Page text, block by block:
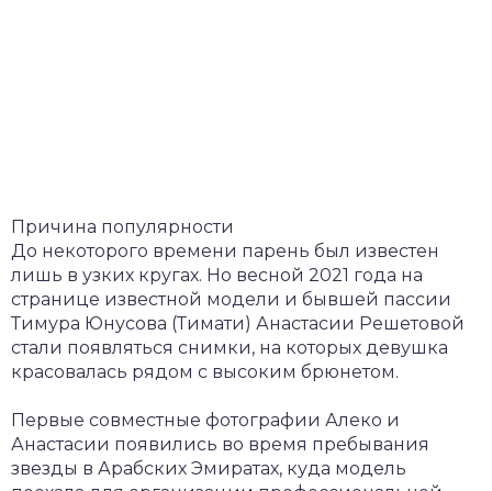
Причина популярности
До некоторого времени парень был известен
лишь в узких кругах. Но весной 2021 года на
странице известной модели и бывшей пассии
Тимура Юнусова (Тимати) Анастасии Решетовой
стали появляться снимки, на которых девушка
красовалась рядом с высоким брюнетом.
Первые совместные фотографии Алеко и
Анастасии появились во время пребывания
звезды в Арабских Эмиратах, куда модель